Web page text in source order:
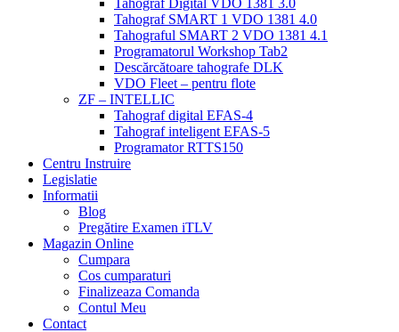
Tahograf Digital VDO 1381 3.0
Tahograf SMART 1 VDO 1381 4.0
Tahograful SMART 2 VDO 1381 4.1
Programatorul Workshop Tab2
Descărcătoare tahografe DLK
VDO Fleet – pentru flote
ZF – INTELLIC
Tahograf digital EFAS-4
Tahograf inteligent EFAS-5
Programator RTTS150
Centru Instruire
Legislatie
Informatii
Blog
Pregătire Examen iTLV
Magazin Online
Cumpara
Cos cumparaturi
Finalizeaza Comanda
Contul Meu
Contact